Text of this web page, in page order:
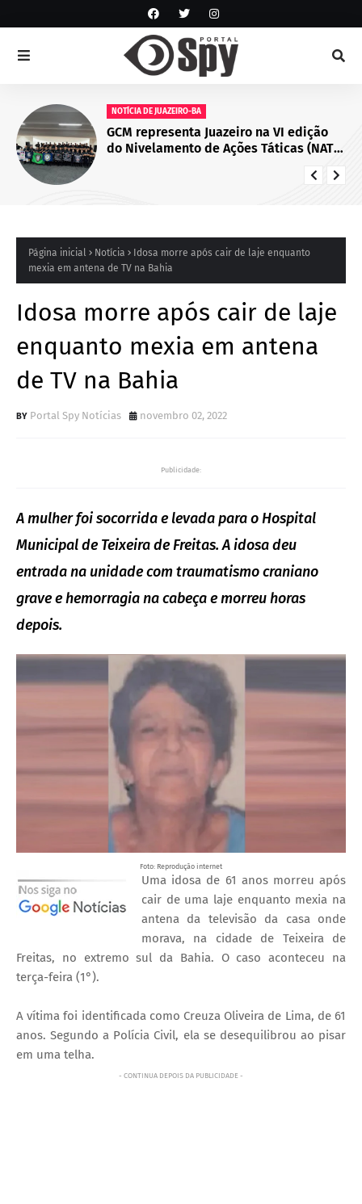
NOTÍCIA DE JUAZEIRO-BA
GCM representa Juazeiro na VI edição
do Nivelamento de Ações Táticas (NAT-
Página inicial Notícia
Idosa morre após cair de laje enquanto
mexia em antena de TV na Bahia
Idosa morre após cair de laje
enquanto mexia em antena
de TV na Bahia
Portal Spy Notícias novembro 02, 2022
Publicidade:
A mulher foi socorrida e levada para o Hospital
Municipal de Teixeira de Freitas. A idosa deu
entrada na unidade com traumatismo craniano
grave e hemorragia na cabeça e morreu horas
depois.
Foto: Reprodução internet
Uma idosa de 61 anos morreu após
cair de uma laje enquanto mexia na
antena da televisão da casa onde
morava, na cidade de Teixeira de
Freitas, no extremo sul da Bahia. O caso aconteceu na
terça-feira (1°).
A vítima foi identificada como Creuza Oliveira de Lima, de 61
anos. Segundo a Polícia Civil, ela se desequilibrou ao pisar
em uma telha.
- CONTINUA DEPOIS DA PUBLICIDADE -